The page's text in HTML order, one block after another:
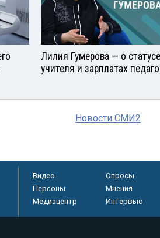
Лилия Гумерова — о статусе
учителя и зарплатах
Новости СМИ2
Видео Опросы
Персоны
Мнения
Медиацентр
Интервью